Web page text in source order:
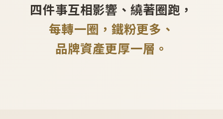
四件事互相影響、繞著圈跑，
每轉一圈，鐵粉更多、
品牌資產更厚一層。